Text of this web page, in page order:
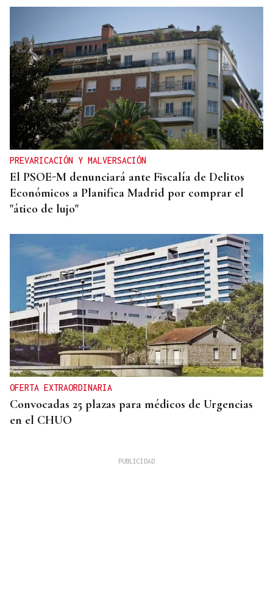
PREVARICACIÓN Y MALVERSACIÓN
El PSOE-M denunciará ante Fiscalía de Delitos
Económicos a Planifica Madrid por comprar el
"ático de lujo"
OFERTA EXTRAORDINARIA
Convocadas 25 plazas para médicos de Urgencias
en el CHUO